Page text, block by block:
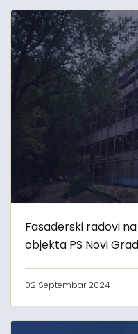
Fasaderski radovi
objekta PS Novi
02 Septembar 2024